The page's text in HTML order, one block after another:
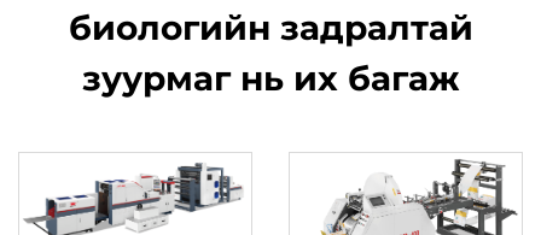
биологийн задралтай
зуурмаг нь их багаж